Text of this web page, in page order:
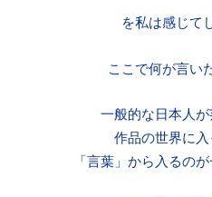
を私は感じて
ここで何が言い
一般的な日本人
作品の世界に
「言葉」から入るの